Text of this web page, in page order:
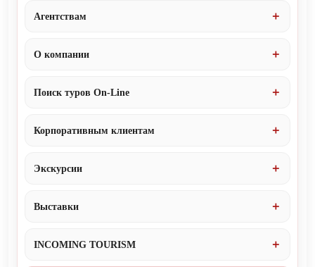
Агентствам
О компании
Поиск туров On-Line
Корпоративным клиентам
Экскурсии
Выставки
INCOMING TOURISM